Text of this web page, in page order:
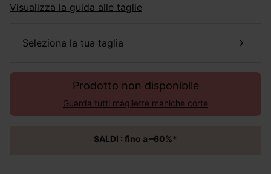
Visualizza la guida alle taglie
seleziona la tua taglia
Prodotto non disponibile
Guarda tutti magliette maniche corte
SALDI : fino a –60%*